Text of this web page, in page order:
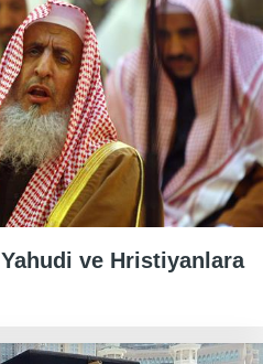
ve Hristiyanlara